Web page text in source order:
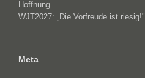
Hoffnung
WJT2027: „Die Vorfreude ist riesig!"
Meta